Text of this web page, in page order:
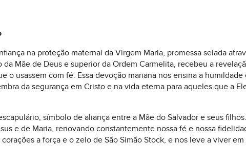
na proteção maternal da Virgem Maria, promessa selada
Mãe de Deus e superior da Ordem Carmelita, recebeu a
o usassem com fé. Essa devoção mariana nos ensina a humildade
da segurança em Cristo e na vida eterna para aqueles que a
símbolo de aliança entre a Mãe do Salvador e seus
e de Maria, renovando constantemente nossa fé e nossa
a força e o zelo de São Simão Stock, e nos leve a viver